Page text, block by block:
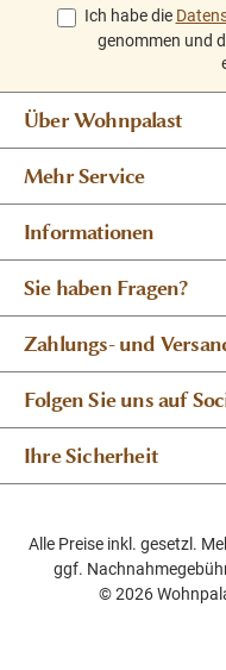
Ich habe die
genommen und
Über Wohnpalast
Mehr Service
Informationen
Sie haben Fragen?
Zahlungs- und
Folgen Sie uns auf
Ihre Sicherheit
Alle Preise inkl. gesetzl.
ggf.
© 2026